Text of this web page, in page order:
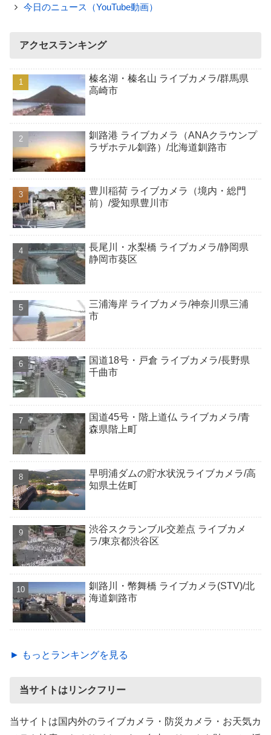
今日のニュース（YouTube動画）
アクセスランキング
榛名湖・榛名山 ライブカメラ/群馬県
高崎市
釧路港 ライブカメラ（ANAクラウンプ
ラザホテル釧路）/北海道釧路市
豊川稲荷 ライブカメラ（境内・総門
前）/愛知県豊川市
長尾川・水梨橋 ライブカメラ/静岡県
静岡市葵区
三浦海岸 ライブカメラ/神奈川県三浦
市
国道18号・戸倉 ライブカメラ/長野県
千曲市
国道45号・階上道仏 ライブカメラ/青
森県階上町
早明浦ダムの貯水状況ライブカメラ/高
知県土佐町
渋谷スクランブル交差点 ライブカメ
ラ/東京都渋谷区
釧路川・幣舞橋 ライブカメラ(STV)/北
海道釧路市
► もっとランキングを見る
当サイトはリンクフリー
当サイトは国内外のライブカメラ・防災カメラ・お天気カ